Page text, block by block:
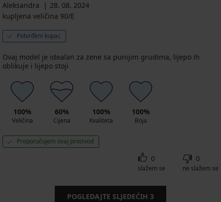
Aleksandra
28. 08. 2024
kupljena veličina 90/E
Potvrđeni kupac
Ovaj model je idealan za zene sa punijim grudima, lijepo ih
oblikuje i lijepo stoji
100%
Veličina
60%
Cijena
100%
Kvaliteta
100%
Boja
Preporučujem ovaj proizvod
0
slažem se
0
ne slažem se
POGLEDAJTE SLJEDEĆIH 3